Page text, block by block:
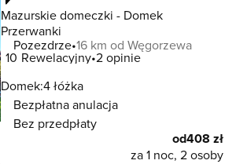
Mazurskie domeczki - Domek
Przerwanki
Pozezdrze 16 km od Węgorzewa
10 Rewelacyjny 2 opinie
Domek:4 łóżka
Bezpłatna anulacja
Bez przedpłaty
od408 zł
za 1 noc, 2 osoby